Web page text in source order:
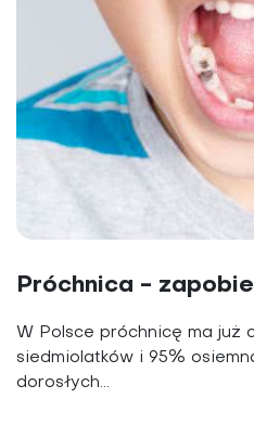
Próchnica -
W Polsce próchnicę ma już
siedmiolatków i 95%
dorosłych...